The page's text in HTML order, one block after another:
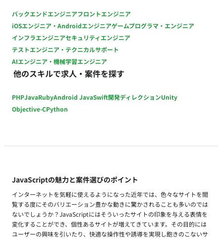
バックエンドエンジニアフロントエンジニア
iOSエンジニア・Androidエンジニアゲームプログラマ・エンジニア
インフラエンジニアセキュリティエンジニア
テストエンジニア・テクニカルサポート
AIエンジニア・機械学習エンジニア
他のスキルで求人・案件を探す
PHPJavaRubyAndroid JavaSwift開発ディレクションUnity
Objective-CPython
JavaScriptの魅力と案件選びのポイント
インターネットを気軽に使えるようになった近年では、色々なサイトを閲
覧する度にそのバリエーション豊かな動きに驚かされることも多いのでは
ないでしょうか？JavaScriptにはそういったサイトの印象を与える表情を
変化することができ、個性あるサイトが増えてきています。その目的には
ユーザーの興味を引いたり、快適な操作性や誘導を実現し飽きのこないサ